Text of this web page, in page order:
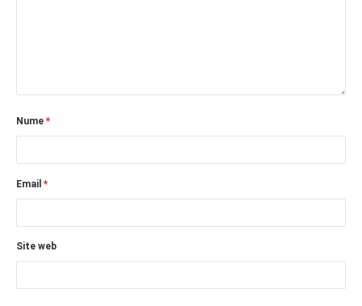
Nume *
Email *
Site web